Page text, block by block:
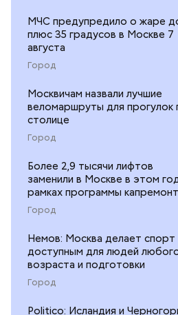
МЧС предупредило о жаре
плюс 35 градусов в Москве 7
августа
Город
Москвичам назвали лучшие
веломаршруты для прогулок
столице
Город
Более 2,9 тысячи лифтов
заменили в Москве в этом
рамках программы
Город
Немов: Москва делает спорт
доступным для людей
возраста и подготовки
Город
Politico: Исландия и